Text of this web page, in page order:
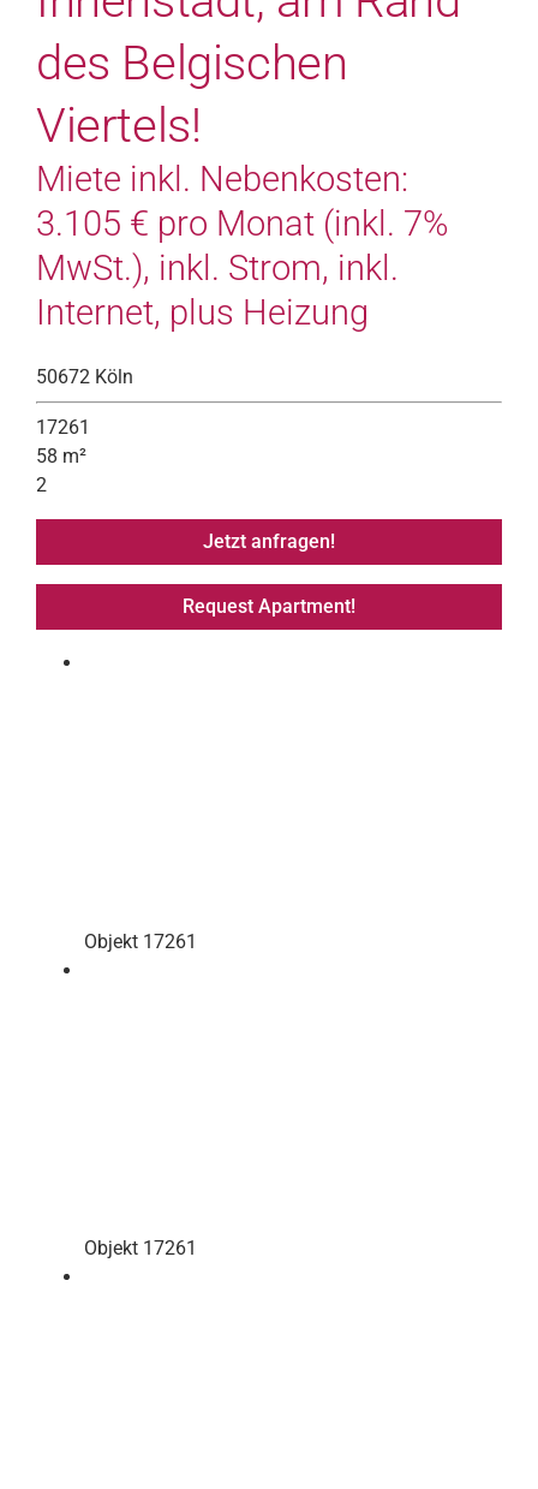
des Belgischen
Viertels!
Miete inkl. Nebenkosten:
3.105 € pro Monat (inkl. 7%
MwSt.), inkl. Strom, inkl.
Internet, plus Heizung
50672 Köln
17261
58 m²
2
Jetzt anfragen!
Request Apartment!
Objekt 17261
Objekt 17261